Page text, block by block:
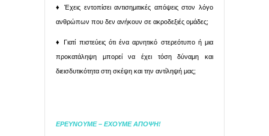
♦ Έχεις εντοπίσει αντισημιτικές απόψεις στον λόγο
ανθρώπων που δεν ανήκουν σε ακροδεξιές ομάδες;
♦ Γιατί πιστεύεις ότι ένα αρνητικό στερεότυπο ή μια
προκατάληψη μπορεί να έχει τόση δύναμη και
διεισδυτικότητα στη σκέψη και την αντίληψή μας;
ΕΡΕΥΝΟΥΜΕ – ΕΧΟΥΜΕ ΑΠΟΨΗ!